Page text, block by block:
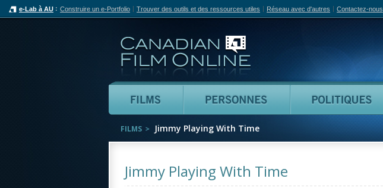
e-Lab à AU Construire un e-Portfolio Trouver des outils et des ressources utiles Réseau avec d'autres Contactez-nous
Films Personnes
FILMS Jimmy Playing With Time
Jimmy Playing With Time